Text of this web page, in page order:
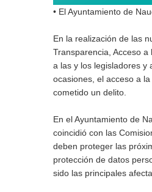
• El Ayuntamiento de
En la realización de las
Transparencia, Acceso
a las y los legisladores y
ocasiones, el acceso a
cometido un delito.
En el Ayuntamiento de
coincidió con las
deben proteger las
protección de datos
sido las principales